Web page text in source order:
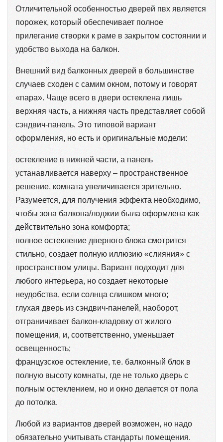
Отличительной особенностью дверей пвх является
порожек, который обеспечивает полное
прилегание створки к раме в закрытом состоянии и
удобство выхода на балкон.
Внешний вид балконных дверей в большинстве
случаев сходен с самим окном, потому и говорят
«пара». Чаще всего в двери остеклена лишь
верхняя часть, а нижняя часть представляет собой
сэндвич-панель. Это типовой вариант
оформления, но есть и оригинальные модели:
остекление в нижней части, а панель
устанавливается наверху – пространственное
решение, комната увеличивается зрительно.
Разумеется, для получения эффекта необходимо,
чтобы зона балкона/лоджии была оформлена как
действительно зона комфорта;
полное остекление дверного блока смотрится
стильно, создает полную иллюзию «слияния» с
пространством улицы. Вариант подходит для
любого интерьера, но создает некоторые
неудобства, если солнца слишком много;
глухая дверь из сэндвич-панелей, наоборот,
отграничивает балкон-кладовку от жилого
помещения, и, соответственно, уменьшает
освещенность;
французское остекление, т.е. балконный блок в
полную высоту комнаты, где не только дверь с
полным остеклением, но и окно делается от пола
до потолка.
Любой из вариантов дверей возможен, но надо
обязательно учитывать стандарты помещения.